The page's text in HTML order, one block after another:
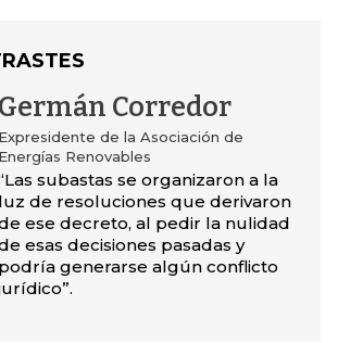
Germán Corredor
Expresidente de la Asociación de
Energías Renovables
subastas se organizaron a la
luz de resoluciones que derivaron
ese decreto, al pedir la nulidad
esas decisiones pasadas y
podría generarse algún conflicto